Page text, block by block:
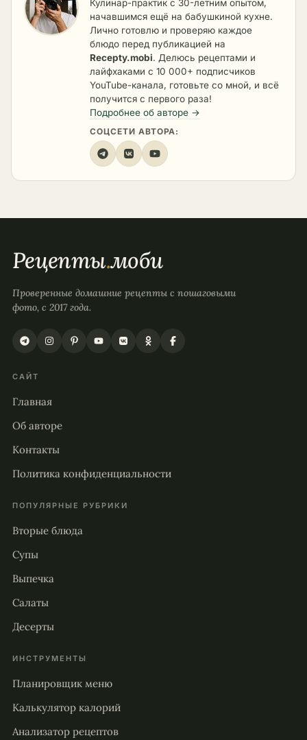
Кулинар-практик с 30-летним опытом,
начавшимся ещё на бабушкиной кухне.
Лично готовлю и проверяю каждое
блюдо перед публикацией на
Recepty.mobi. Делюсь рецептами и
лайфхаками с 10 000+ подписчиков
YouTube-канала, готовьте со мной, и всё
получится с первого раза!
Подробнее об авторе →
СОЦСЕТИ АВТОРА:
Рецепты.моби
Проверенные домашние рецепты с пошаговыми
фото, с 2017 года.
САЙТ
Главная
Об авторе
Контакты
Политика конфиденциальности
ПОПУЛЯРНЫЕ РУБРИКИ
Вторые блюда
Супы
Выпечка
Салаты
Десерты
ИНСТРУМЕНТЫ
Планировщик меню
Калькулятор калорий
Анализатор рецептов